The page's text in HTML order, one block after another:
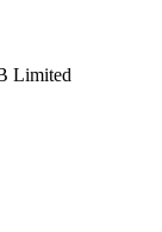
Limited